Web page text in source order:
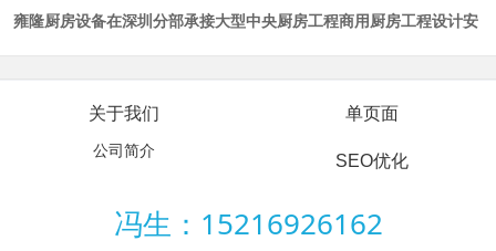
雍隆厨房设备在深圳分部承接大型中央厨房工程商用厨房工程设计安
关于我们
公司简介
单页面
SEO优化
冯生：15216926162